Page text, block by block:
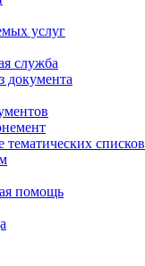
услуг
служба
документа
тематических списков
помощь